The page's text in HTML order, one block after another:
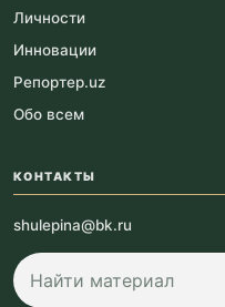
Личности
Инновации
Репортер.uz
Обо всем
КОНТАКТЫ
shulepina@bk.ru